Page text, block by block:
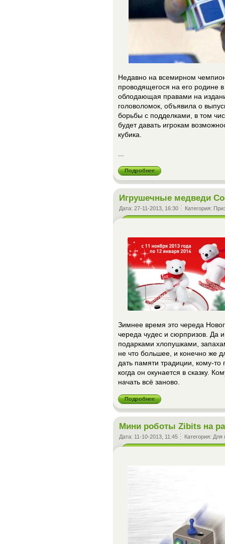
Недавно на всемирном
проводящегося на его родине
облодающая правами на
головоломок, объявила о
борьбы с подделками, в том
будет давать игрокам
кубика.
...
Подробнее
Игрушечные медведи
Дата: 27-11-2013, 16:30 Категория:
Зимнее время это череда
череда чудес и сюрпризов. Да
подарками хлопушками,
не что большее, и конечно же
дать памяти традиции, кому-то
когда он окунается в сказку.
начать всё заново.
Подробнее
Мини роботы Zibits на
Дата: 11-10-2013, 11:45 Категория: Для